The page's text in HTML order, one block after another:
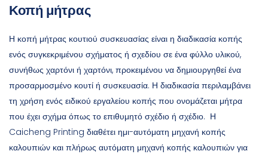
Κοπή μήτρας
Η κοπή μήτρας κουτιού συσκευασίας είναι η διαδικασία κοπής
ενός συγκεκριμένου σχήματος ή σχεδίου σε ένα φύλλο υλικού,
συνήθως χαρτόνι ή χαρτόνι, προκειμένου να δημιουργηθεί ένα
προσαρμοσμένο κουτί ή συσκευασία. Η διαδικασία περιλαμβάνει
τη χρήση ενός ειδικού εργαλείου κοπής που ονομάζεται μήτρα
που έχει σχήμα όπως το επιθυμητό σχέδιο ή σχέδιο. Η
Caicheng Printing διαθέτει ημι-αυτόματη μηχανή κοπής
καλουπιών και πλήρως αυτόματη μηχανή κοπής καλουπιών για